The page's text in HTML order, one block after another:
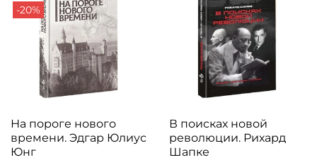
-20%
На пороге нового
времени. Эдгар Юлиус
Юнг
В поисках новой
революции. Рихард
Шапке